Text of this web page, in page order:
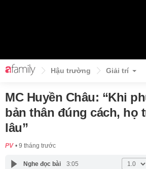
Hậu trường Giải trí
MC Huyền Châu: “Khi
bản thân đúng cách, họ
lâu”
PV 9 tháng trước
Nghe đọc bài 3:05